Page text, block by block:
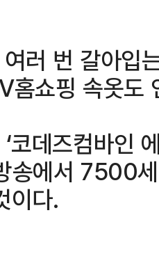
러 번 갈아입
홈쇼핑 속옷도
코데즈컴바인
송에서 7500
이다.